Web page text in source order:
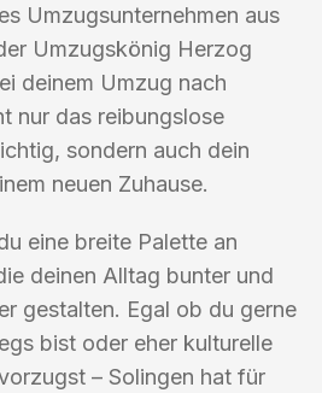
Umzugsunternehmen aus
Umzugskönig Herzog
deinem Umzug nach
nur das reibungslose
sondern auch dein
neuen Zuhause.
eine breite Palette an
deinen Alltag bunter und
gestalten. Egal ob du gerne
bist oder eher kulturelle
– Solingen hat für